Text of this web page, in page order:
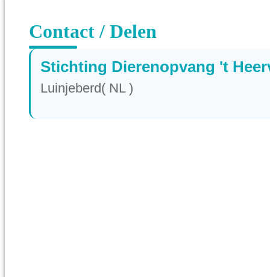
Contact / Delen
Stichting Dierenopvang 't
Luinjeberd( NL )